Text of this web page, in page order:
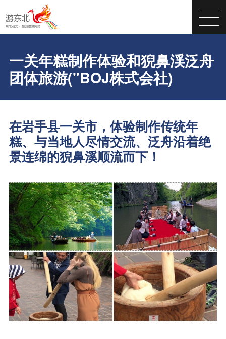
一关年糕制作体验和猊鼻渓泛舟
团体旅游("BOJ株式会社)
在岩手县一关市，体验制作传统年
糕、与当地人尽情交流、泛舟沿着绝
景连绵的猊鼻溪顺流而下！